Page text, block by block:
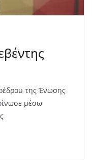
της Ένωσης
μέσω